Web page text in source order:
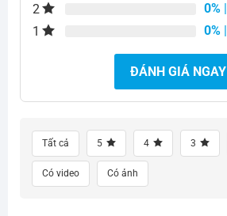
2
0%
1
0%
ĐÁNH GIÁ NGAY
Tất cả 5 4 3
Có video Có ảnh